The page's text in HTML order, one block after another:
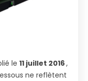
le 11 juillet 2016,
ne reflètent